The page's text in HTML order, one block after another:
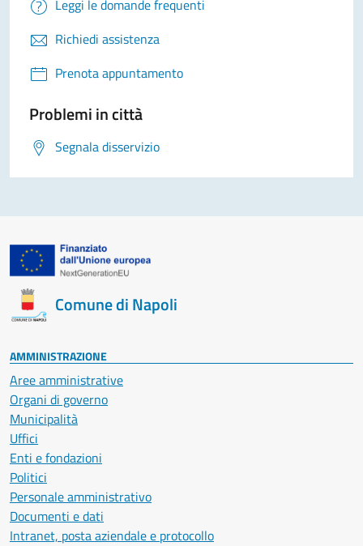
Leggi le domande frequenti
Richiedi assistenza
Prenota appuntamento
Problemi in città
Segnala disservizio
Comune di Napoli
AMMINISTRAZIONE
Aree amministrative
Organi di governo
Municipalità
Uffici
Enti e fondazioni
Politici
Personale amministrativo
Documenti e dati
Intranet, posta aziendale e protocollo